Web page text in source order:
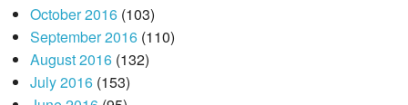
October 2016(103)
September 2016(110)
August 2016(132)
July 2016(153)